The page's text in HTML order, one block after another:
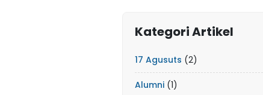
Kategori Artikel
17 Agusuts (2)
Alumni (1)